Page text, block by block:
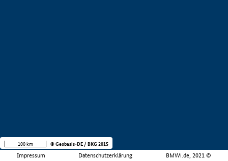
Impressum Datenschutzerklärung BMWi.de, 2021 ©
100 km © Geobasis-DE / BKG 2015